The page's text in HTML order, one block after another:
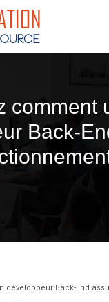
comment
Back-
développeur Back-End